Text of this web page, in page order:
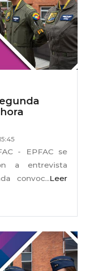
- EPFAC se
a entrevista
convoc...Leer